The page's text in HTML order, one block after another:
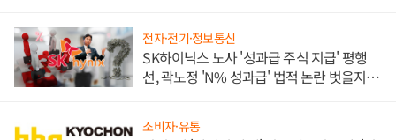
전자·전기·정보통신
SK하이닉스 노사 '성과급 주식 지급' 평행
선, 곽노정 'N% 성과급' 법적 논란 벗을지 주
소비자·유통